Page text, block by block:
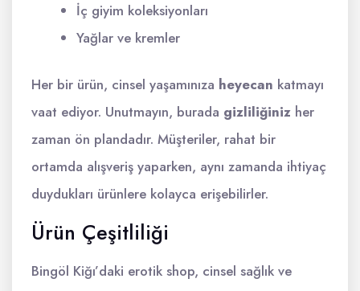
İç giyim koleksiyonları
Yağlar ve kremler
Her bir ürün, cinsel yaşamınıza heyecan katmayı
vaat ediyor. Unutmayın, burada gizliliğiniz her
zaman ön plandadır. Müşteriler, rahat bir
ortamda alışveriş yaparken, aynı zamanda ihtiyaç
duydukları ürünlere kolayca erişebilirler.
Ürün Çeşitliliği
Bingöl Kiğı’daki erotik shop, cinsel sağlık ve